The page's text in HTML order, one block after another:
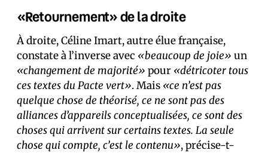
«Retournement» de la droite
À droite, Céline Imart, autre élue française,
constate à l’inverse avec «beaucoup de joie» un
«changement de majorité» pour «détricoter tous
ces textes du Pacte vert». Mais «ce n’est pas
quelque chose de théorisé, ce ne sont pas des
alliances d’appareils conceptualisées, ce sont des
choses qui arrivent sur certains textes. La seule
chose qui compte, c’est le contenu», précise-t-